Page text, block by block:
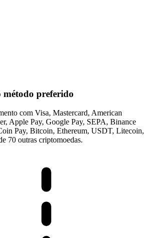
método preferido
com Visa, Mastercard, American
Apple Pay, Google Pay, SEPA, Binance
Pay, Bitcoin, Ethereum, USDT, Litecoin,
70 outras criptomoedas.